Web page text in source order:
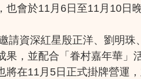
會於11月6日至11月10日
請資深紅星殷正洋、劉明
，並配合「眷村嘉年華」
在11月5日正式掛牌營運，